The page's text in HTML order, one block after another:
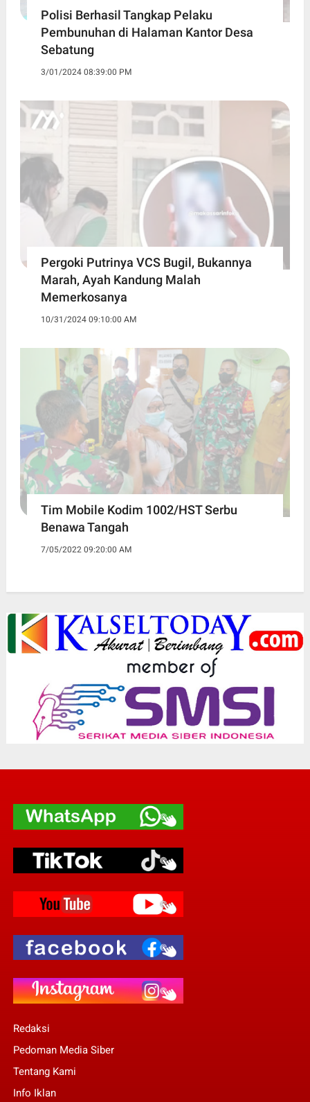
Polisi Berhasil Tangkap Pelaku
Pembunuhan di Halaman Kantor Desa
Sebatung
3/01/2024 08:39:00 PM
Pergoki Putrinya VCS Bugil, Bukannya
Marah, Ayah Kandung Malah
Memerkosanya
10/31/2024 09:10:00 AM
Tim Mobile Kodim 1002/HST Serbu
Benawa Tangah
7/05/2022 09:20:00 AM
Redaksi
Pedoman Media Siber
Tentang Kami
Info Iklan